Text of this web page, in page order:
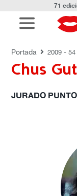
71
Portada 2009 -
Chus
JURADO